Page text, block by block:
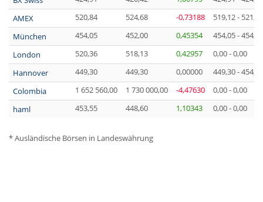
AMEX
520,84 524,68 -0,73188
519,12 - 521,27
München
454,05 452,00 0,45354
454,05 - 454,05
London
520,36 518,13 0,42957
0,00 - 0,00
Hannover
449,30 449,30 0,00000
449,30 - 454,05
Colombia
1 652 560,00 1 730 000,00 -4,47630
0,00 - 0,00
haml
453,55 448,60 1,10343 0,00 - 0,00
* Ausländische Börsen in Landeswährung